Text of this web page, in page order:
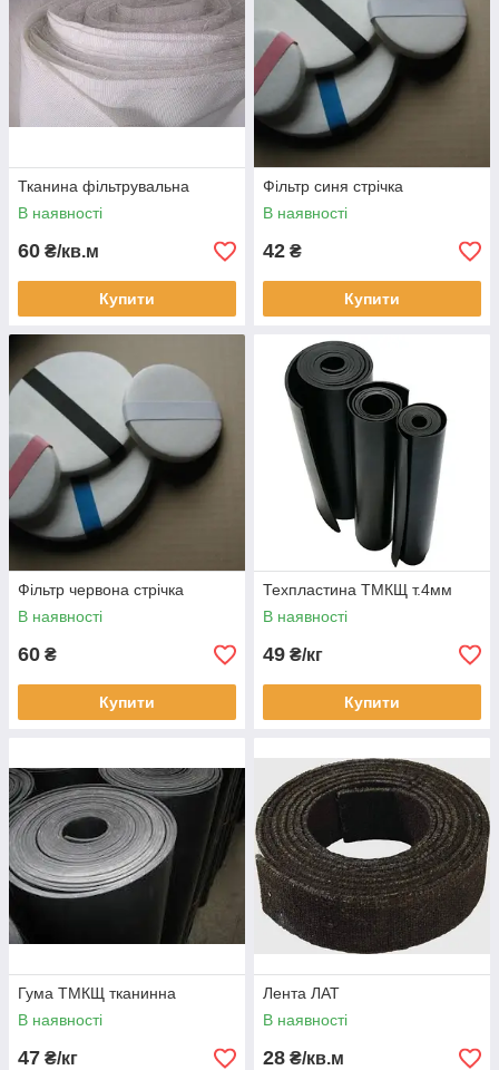
Тканина фільтрувальна
В наявності
60 ₴/кв.м
Купити
Фільтр синя стрічка
В наявності
42 ₴
Купити
Фільтр червона стрічка
В наявності
60 ₴
Купити
Техпластина ТМКЩ т.4мм
В наявності
49 ₴/кг
Купити
Гума ТМКЩ тканинна
В наявності
47 ₴/кг
Лента ЛАТ
В наявності
28 ₴/кв.м